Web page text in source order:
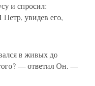
и спросил:
увидев его,
в живых до
— ответил Он. —